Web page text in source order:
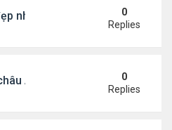
như búp bê bỏ showbiz lấy
0
Replies
Âu
0
Replies